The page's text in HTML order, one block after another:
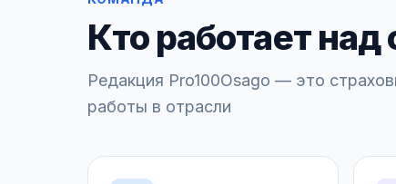
Кто работает над
Редакция Pro100Osago — это
работы в отрасли